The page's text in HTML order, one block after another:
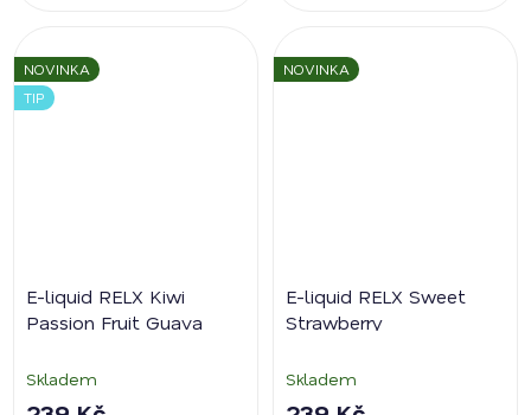
NOVINKA
TIP
E-liquid RELX Kiwi
Passion Fruit Guava
Skladem
NOVINKA
E-liquid RELX Sweet
Strawberry
Skladem